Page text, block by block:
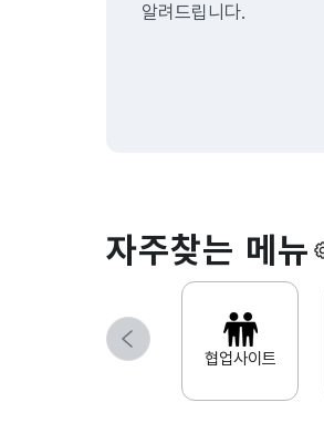
알려드립니다.
자주찾는 메뉴
협업사이트
이전